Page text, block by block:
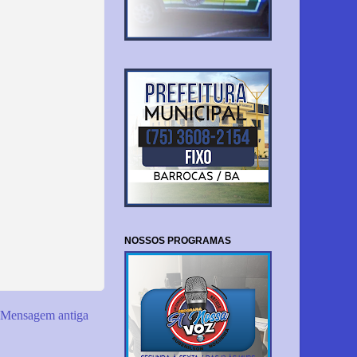
Mensagem antiga
NOSSOS PROGRAMAS